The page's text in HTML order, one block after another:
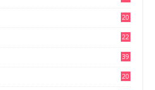
20
22
39
20